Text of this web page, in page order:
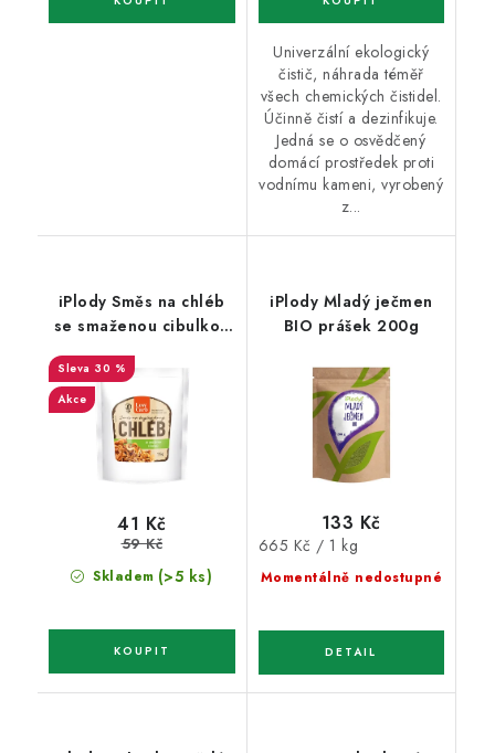
Univerzální ekologický
čistič, náhrada téměř
všech chemických čistidel.
Účinně čistí a dezinfikuje.
Jedná se o osvědčený
domácí prostředek proti
vodnímu kameni, vyrobený
z...
iPlody Směs na chléb
se smaženou cibulkou
30 %
Akce
Skladem (>5 ks)
41 Kč
59 Kč
iPlody Mladý ječmen
BIO prášek 200g
Momentálně nedostupné
133 Kč
Měrná
cena:
665 Kč / 1 kg